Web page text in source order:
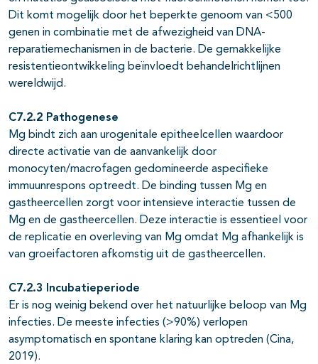
Dit komt mogelijk door het beperkte genoom van <500
genen in combinatie met de afwezigheid van DNA-
reparatiemechanismen in de bacterie. De gemakkelijke
resistentieontwikkeling beïnvloedt behandelrichtlijnen
wereldwijd.
C7.2.2 Pathogenese
Mg bindt zich aan urogenitale epitheelcellen waardoor
directe activatie van de aanvankelijk door
monocyten/macrofagen gedomineerde aspecifieke
immuunrespons optreedt. De binding tussen Mg en
gastheercellen zorgt voor intensieve interactie tussen de
Mg en de gastheercellen. Deze interactie is essentieel voor
de replicatie en overleving van Mg omdat Mg afhankelijk is
van groeifactoren afkomstig uit de gastheercellen.
C7.2.3 Incubatieperiode
Er is nog weinig bekend over het natuurlijke beloop van Mg
infecties. De meeste infecties (>90%) verlopen
asymptomatisch en spontane klaring kan optreden (Cina,
2019).